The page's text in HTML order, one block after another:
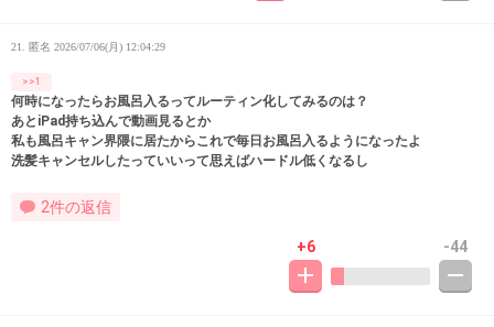
21. 匿名 2026/07/06(月) 12:04:29
>>1
何時になったらお風呂入るってルーティン化してみるのは？
あとiPad持ち込んで動画見るとか
私も風呂キャン界隈に居たからこれで毎日お風呂入るようになったよ
洗髪キャンセルしたっていいって思えばハードル低くなるし
2件の返信
+6 -44